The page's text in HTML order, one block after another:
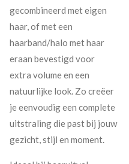
gecombineerd met eigen
haar, of met een
haarband/halo met haar
eraan bevestigd voor
extra volume en een
natuurlijke look. Zo creëer
je eenvoudig een complete
uitstraling die past bij jouw
gezicht, stijl en moment.